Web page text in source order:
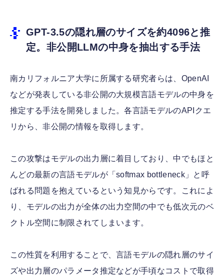
GPT-3.5の隠れ層のサイズを約4096と推
定。非公開LLMの中身を抽出する手法
南カリフォルニア大学に所属する研究者らは、OpenAI
などが発表している非公開の大規模言語モデルの中身を
推定する手法を開発しました。各言語モデルのAPIクエ
リから、非公開の情報を取得します。
この攻撃はモデルの出力層に着目しており、中でもほと
んどの最新の言語モデルが「softmax bottleneck」と呼
ばれる問題を抱えているという知見からです。これによ
り、モデルの出力が全体の出力空間の中でも低次元のベ
クトル空間に制限されてしまいます。
この性質を利用することで、言語モデルの隠れ層のサイ
ズや出力層のパラメータ推定などが手頃なコストで取得